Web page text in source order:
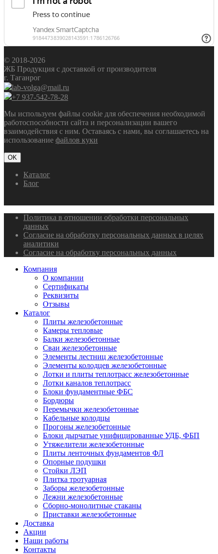
© 2018-2026
ЖБ Продукция с доставкой от производителя
г. Таганрог
lab-volga@mail.ru
+7 937-542-78-28
Мы используем файлы cookie для обеспечения необходимой
работоспособности сайта и персонализации вашего
взаимодействия с ним. Оставаясь с нами, вы соглашаетесь на
использование файлов куки
OK
Каталог
Блог
Политика в отношении обработки персональных
данных
Согласие на обработку персональных данных в целях
аналитики
Согласие на обработку персональных данных
Компания
О компании
Сертификаты
Реквизиты
Отзывы
Каталог
Плиты железобетонные
Камеры тепловые
Балки железобетонные
Сваи железобетонные
Элементы лестниц железобетонные
Элементы колодцев железобетонные
Лотки и плиты теплотрасс железобетонные
Лотки каналов теплотрасс
Блоки фундаментные ФБС
Бордюры
Перемычки железобетонные
Кабельные колодцы
Прогоны железобетонные
Блоки дырчатые унифицированные УДБ, ФБП
Утяжелители железобетонные
Плиты ленточных фундаментов ФЛ
Опорные подушки
Стойки ЛЭП
Плитка тротуарная
Заборы железобетонные
Лежни железобетонные
Сборно-монолитные стаканы
Приставки железобетонные
Доставка
Акции
Наши работы
Контакты